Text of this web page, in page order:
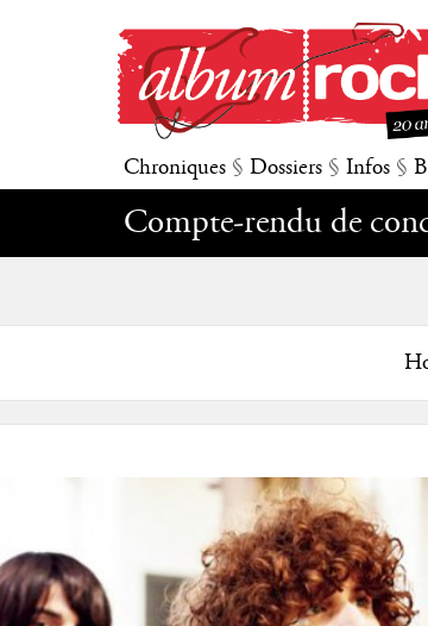
Chroniques § Dossiers § Infos §
Compte-rendu de